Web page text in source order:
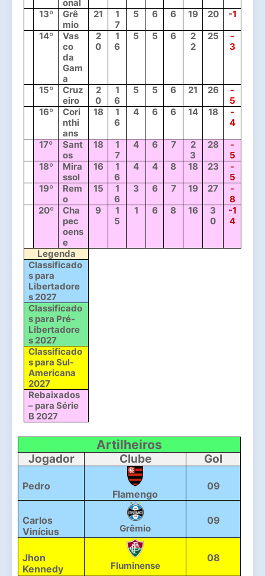
onal
13º
Grê
mio
21
1
7
5 6 6 19 20 -1
14º
Vas
co
da
Gam
a
2
0
1
6
5 5 6
2
2
25
-
3
15º
Cruz
eiro
2
0
1
6
5 5 6 21 26
-
5
16º
Cori
nthi
ans
18
1
6
4 6 6 14 18
-
4
17º
Sant
os
18
1
7
4 6 7
2
3
28
-
5
18º
Mira
ssol
16
1
6
4 4 8 18 23
-
5
19º
Rem
o
15
1
6
3 6 7 19 27
-
8
20º
Cha
pec
oens
e
9
1
5
1 6 8 16
3
0
-1
4
Legenda
Classificado
s para
Libertadore
s 2027
Classificado
s para Pré-
Libertadore
s 2027
Classificado
s para Sul-
Americana
2027
Rebaixados
– para Série
B 2027
Artilheiros
Jogador Clube Gol
Pedro
Flamengo
09
Carlos
Vinícius
Grêmio
09
Jhon
Kennedy
Fluminense
08